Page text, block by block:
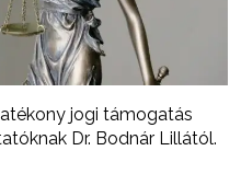
jogi támogatás
Dr. Bodnár Lillától.